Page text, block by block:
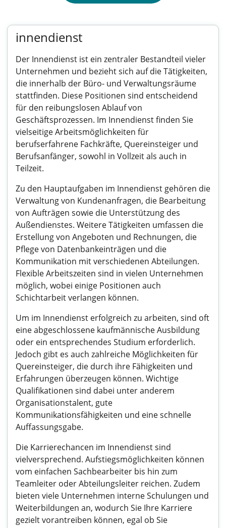
innendienst
Der Innendienst ist ein zentraler Bestandteil vieler
Unternehmen und bezieht sich auf die Tätigkeiten,
die innerhalb der Büro- und Verwaltungsräume
stattfinden. Diese Positionen sind entscheidend
für den reibungslosen Ablauf von
Geschäftsprozessen. Im Innendienst finden Sie
vielseitige Arbeitsmöglichkeiten für
berufserfahrene Fachkräfte, Quereinsteiger und
Berufsanfänger, sowohl in Vollzeit als auch in
Teilzeit.
Zu den Hauptaufgaben im Innendienst gehören die
Verwaltung von Kundenanfragen, die Bearbeitung
von Aufträgen sowie die Unterstützung des
Außendienstes. Weitere Tätigkeiten umfassen die
Erstellung von Angeboten und Rechnungen, die
Pflege von Datenbankeinträgen und die
Kommunikation mit verschiedenen Abteilungen.
Flexible Arbeitszeiten sind in vielen Unternehmen
möglich, wobei einige Positionen auch
Schichtarbeit verlangen können.
Um im Innendienst erfolgreich zu arbeiten, sind oft
eine abgeschlossene kaufmännische Ausbildung
oder ein entsprechendes Studium erforderlich.
Jedoch gibt es auch zahlreiche Möglichkeiten für
Quereinsteiger, die durch ihre Fähigkeiten und
Erfahrungen überzeugen können. Wichtige
Qualifikationen sind dabei unter anderem
Organisationstalent, gute
Kommunikationsfähigkeiten und eine schnelle
Auffassungsgabe.
Die Karrierechancen im Innendienst sind
vielversprechend. Aufstiegsmöglichkeiten können
vom einfachen Sachbearbeiter bis hin zum
Teamleiter oder Abteilungsleiter reichen. Zudem
bieten viele Unternehmen interne Schulungen und
Weiterbildungen an, wodurch Sie Ihre Karriere
gezielt vorantreiben können, egal ob Sie